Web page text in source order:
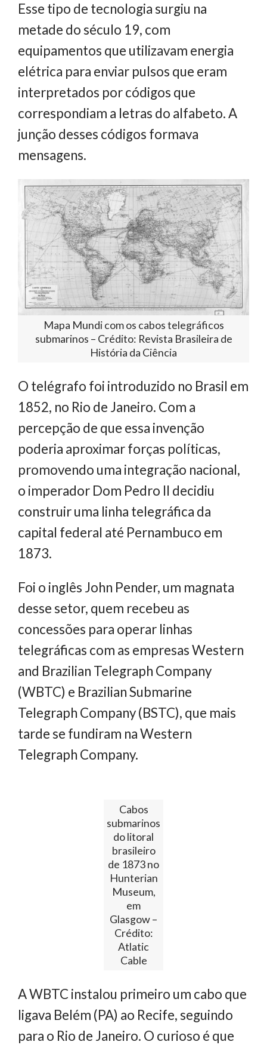
Esse tipo de tecnologia surgiu na
metade do século 19, com
equipamentos que utilizavam energia
elétrica para enviar pulsos que eram
interpretados por códigos que
correspondiam a letras do alfabeto. A
junção desses códigos formava
mensagens.
Mapa Mundi com os cabos telegráficos
submarinos – Crédito: Revista Brasileira de
História da Ciência
O telégrafo foi introduzido no Brasil em
1852, no Rio de Janeiro. Com a
percepção de que essa invenção
poderia aproximar forças políticas,
promovendo uma integração nacional,
o imperador Dom Pedro II decidiu
construir uma linha telegráfica da
capital federal até Pernambuco em
1873.
Foi o inglês John Pender, um magnata
desse setor, quem recebeu as
concessões para operar linhas
telegráficas com as empresas Western
and Brazilian Telegraph Company
(WBTC) e Brazilian Submarine
Telegraph Company (BSTC), que mais
tarde se fundiram na Western
Telegraph Company.
Cabos
submarinos
do litoral
brasileiro
de 1873 no
Hunterian
Museum,
em
Glasgow –
Crédito:
Atlatic
Cable
A WBTC instalou primeiro um cabo que
ligava Belém (PA) ao Recife, seguindo
para o Rio de Janeiro. O curioso é que